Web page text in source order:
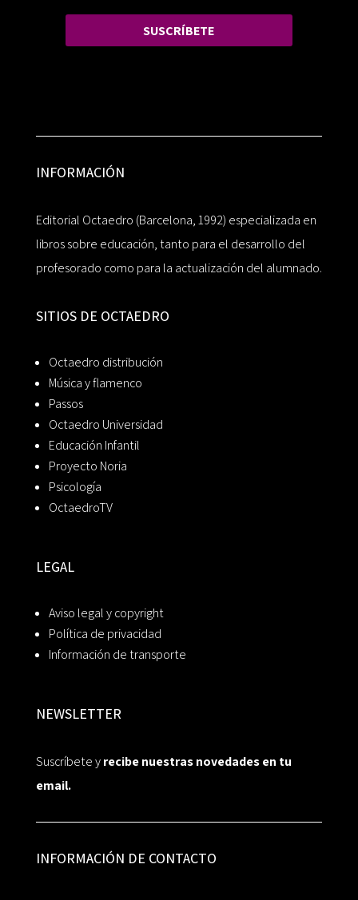
SUSCRÍBETE
INFORMACIÓN
Editorial Octaedro (Barcelona, 1992) especializada en
libros sobre educación, tanto para el desarrollo del
profesorado como para la actualización del alumnado.
SITIOS DE OCTAEDRO
Octaedro distribución
Música y flamenco
Passos
Octaedro Universidad
Educación Infantil
Proyecto Noria
Psicología
OctaedroTV
LEGAL
Aviso legal y copyright
Política de privacidad
Información de transporte
NEWSLETTER
Suscríbete yrecibe nuestras novedades en tu
email.
INFORMACIÓN DE CONTACTO